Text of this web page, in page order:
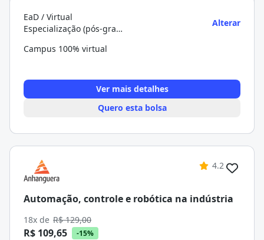
EaD / Virtual
Especialização (pós-graduação)
Alterar
Campus 100% virtual
Ver mais detalhes
Quero esta bolsa
4.2
Automação, controle e robótica na indústria
18x de R$ 129,00
R$ 109,65 -15%